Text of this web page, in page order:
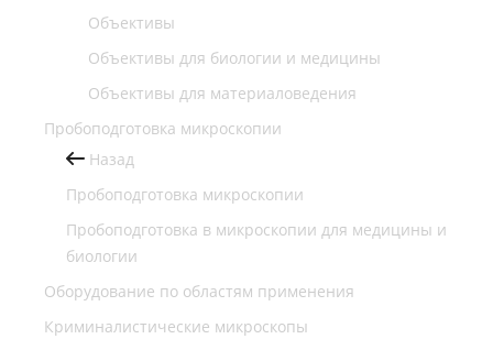
Объективы
Объективы для биологии и медицины
Объективы для материаловедения
Пробоподготовка микроскопии
Назад
Пробоподготовка микроскопии
Пробоподготовка в микроскопии для медицины и
биологии
Оборудование по областям применения
Криминалистические микроскопы